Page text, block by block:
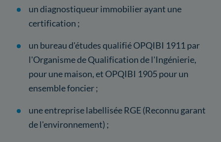
un diagnostiqueur immobilier ayant une
certification ;
un bureau d'études qualifié OPQIBI 1911 par
l'Organisme de Qualification de l'Ingénierie,
pour une maison, et OPQIBI 1905 pour un
ensemble foncier ;
une entreprise labellisée RGE (Reconnu garant
de l'environnement) ;